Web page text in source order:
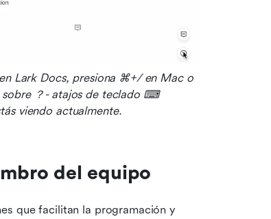
Lark Docs, presiona ⌘+/ en Mac o
sobre ？- atajos de teclado ⌨
viendo actualmente.
del equipo
que facilitan la programación y